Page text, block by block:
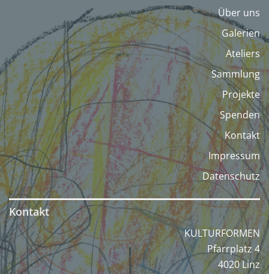
Über uns
Galerien
Ateliers
Sammlung
Projekte
Spenden
Kontakt
Impressum
Datenschutz
Kontakt
KULTURFORMEN
Pfarrplatz 4
4020 Linz